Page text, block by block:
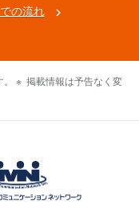
の流れ
掲載情報は予告なく変